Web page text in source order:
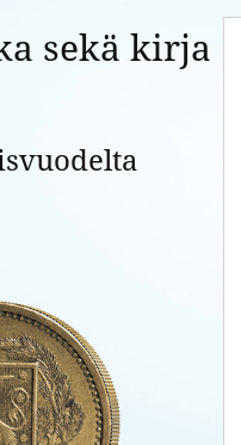
sekä kirja